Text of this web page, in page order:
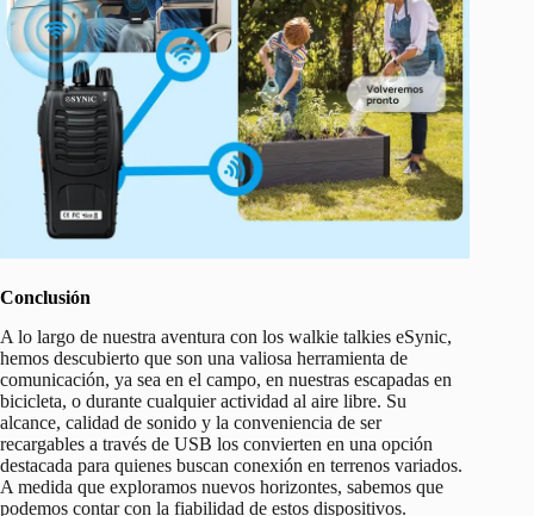
Conclusión
A lo largo de nuestra aventura con los walkie talkies eSynic,
hemos descubierto que son una valiosa herramienta de
comunicación, ya sea en el campo, en nuestras escapadas en
bicicleta, o durante cualquier actividad al aire libre. Su
alcance, calidad de sonido y la conveniencia de ser
recargables a través de USB los convierten en una opción
destacada para quienes buscan conexión en terrenos variados.
A medida que exploramos nuevos horizontes, sabemos que
podemos contar con la fiabilidad de estos dispositivos.